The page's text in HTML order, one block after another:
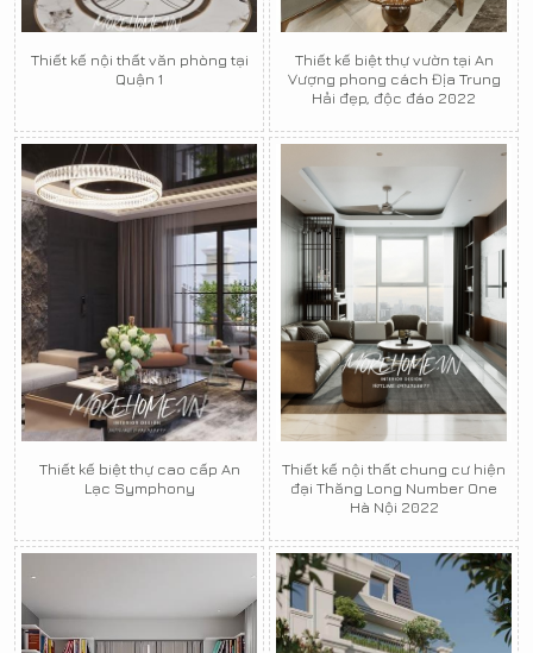
Thiết kế nội thất văn phòng tại
Quận 1
Thiết kế biệt thự vườn tại An
Vượng phong cách Địa Trung
Hải đẹp, độc đáo 2022
Thiết kế biệt thự cao cấp An
Lạc Symphony
Thiết kế nội thất chung cư hiện
đại Thăng Long Number One
Hà Nội 2022